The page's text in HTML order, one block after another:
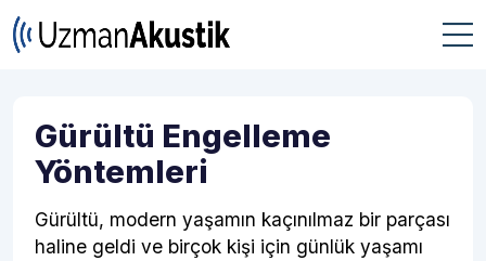
Gürültü Engelleme
Yöntemleri
Gürültü, modern yaşamın kaçınılmaz bir parçası
haline geldi ve birçok kişi için günlük yaşamı